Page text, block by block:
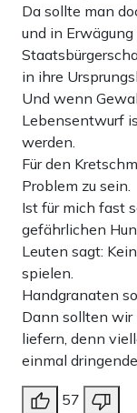
Da sollte man
und in
in ihre
Und wenn
Lebensentwurf
werden.
Für den
Problem zu sein.
Ist für mich fast
gefährlichen
Leuten sagt:
spielen.
Handgranaten
Dann sollten
liefern, denn
einmal
57